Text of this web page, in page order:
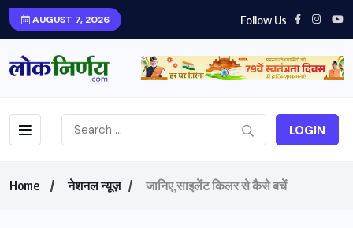
AUGUST 7, 2026 Follow Us
LOGIN
Home नेशनल न्यूज़ जानिए,साइलेंट किलर से कैसे बचें